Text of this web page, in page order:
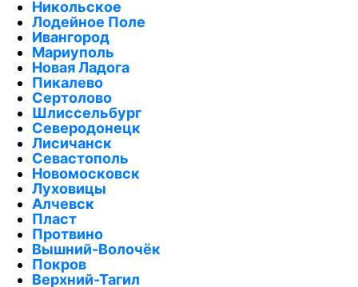
Никольское
Лодейное Поле
Ивангород
Мариуполь
Новая Ладога
Пикалево
Сертолово
Шлиссельбург
Северодонецк
Лисичанск
Севастополь
Новомосковск
Луховицы
Алчевск
Пласт
Протвино
Вышний-Волочёк
Покров
Верхний-Тагил